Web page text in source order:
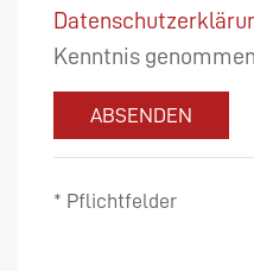
Kenntnis
ABSENDEN
* Pflichtfelder